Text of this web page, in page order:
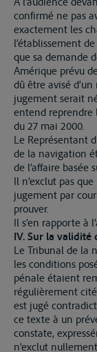
confirmé ne pas
exactement les
l’établissement
que sa demande
Amérique prévu
dû être avisé d’un
jugement serait
entend reprendre
du 27 mai 2000.
Le Représentant
de la navigation
de l’affaire basée
Il n’exclut pas
jugement par
prouver.
Il s’en rapporte à
IV. Sur la validité
Le Tribunal de la
les conditions
pénale étaient
régulièrement
est jugé
ce texte à un
constate,
n’exclut